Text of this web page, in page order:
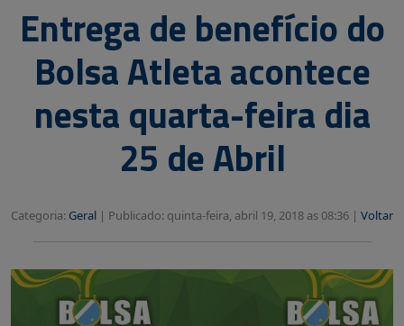
Entrega de benefício do
Bolsa Atleta acontece
nesta quarta-feira dia
25 de Abril
Categoria: Geral | Publicado: quinta-feira, abril 19, 2018 as 08:36 | Voltar